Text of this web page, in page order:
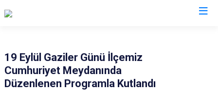
Çerkezköy
Saray
19 Eylül Gaziler Günü İlçemiz
Cumhuriyet Meydanında
Düzenlenen Programla Kutlandı